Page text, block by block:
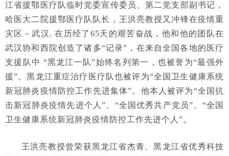
江省援鄂医疗队临时党委宣传委员、第二党支部副书记，
哈医大二院援鄂医疗队队长，王洪亮教授又冲锋在疫情重
灾区－武汉. 在历经了65天的艰苦奋战，他和他的团队在
武汉协和西院创造了诸多“记录”，在来自全国各地的医疗
支援队中 “黑龙江一队”始终名列第一，也被誉为“最强外
援”。黑龙江重症治疗医疗队也被评为“全国卫生健康系统
新冠肺炎疫情防控工作先进集体”。他本人被评为“全国抗
击新冠肺炎疫情先进个人”、“全国优秀共产党员”、“全国
卫生健康系统新冠肺炎疫情防控工作先进个人”。
王洪亮教授曾荣获黑龙江省杰青、黑龙江省优秀科技